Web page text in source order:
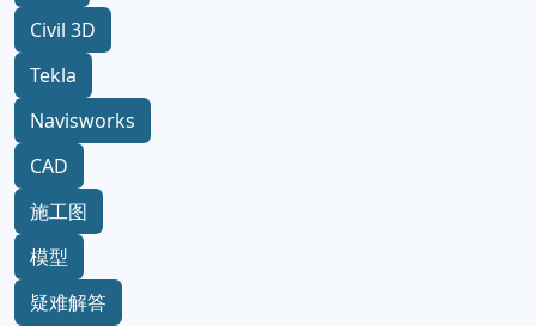
Civil 3D
Tekla
Navisworks
CAD
施工图
模型
疑难解答